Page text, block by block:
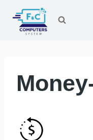
Saltar
contenido